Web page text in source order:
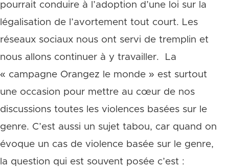
pourrait conduire à l’adoption d’une loi sur la
légalisation de l’avortement tout court. Les
réseaux sociaux nous ont servi de tremplin et
nous allons continuer à y travailler. La
« campagne Orangez le monde » est surtout
une occasion pour mettre au cœur de nos
discussions toutes les violences basées sur le
genre. C’est aussi un sujet tabou, car quand on
évoque un cas de violence basée sur le genre,
la question qui est souvent posée c’est :